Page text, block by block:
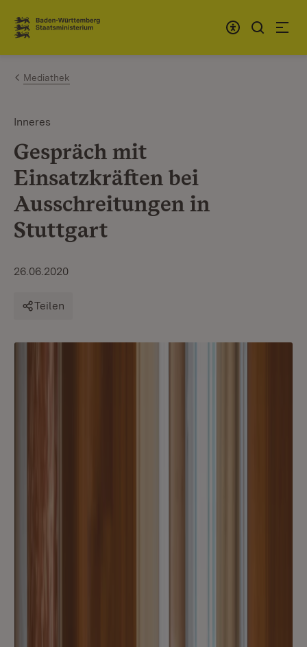
Zum Inhalt springen
Link zur Startseite
Mediathek
Inneres
Gespräch mit
Einsatzkräften bei
Ausschreitungen in
Stuttgart
26.06.2020
Teilen